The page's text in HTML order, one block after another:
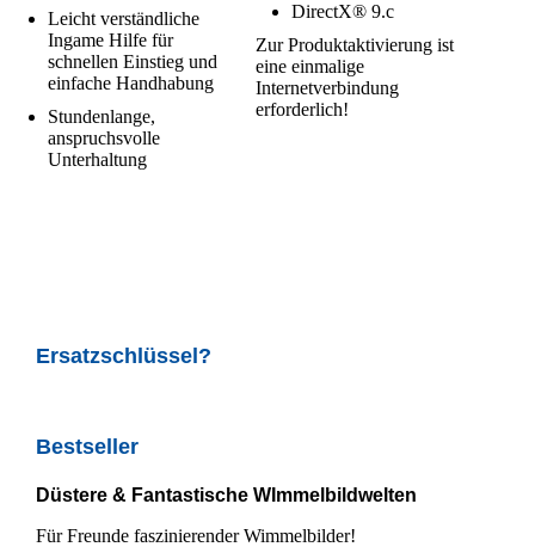
Leicht verständliche
Ingame Hilfe für
schnellen Einstieg und
einfache Handhabung
Stundenlange,
anspruchsvolle
Unterhaltung
DirectX® 9.c
Zur Produktaktivierung ist
eine einmalige
Internetverbindung
erforderlich!
Ersatzschlüssel?
Bestseller
Düstere & Fantastische WImmelbildwelten
Für Freunde faszinierender Wimmelbilder!